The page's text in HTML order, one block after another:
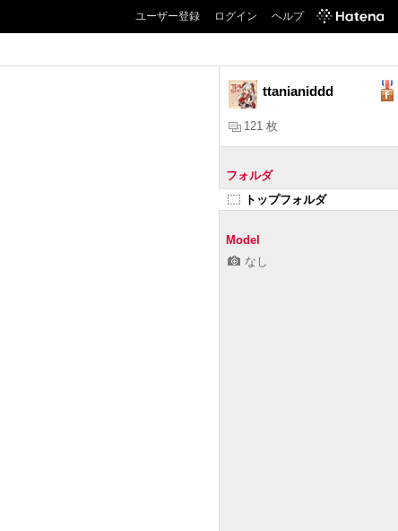
ユーザー登録 ログイン ヘルプ
ttanianiddd
121 枚
フォルダ
トップフォルダ
Model
なし